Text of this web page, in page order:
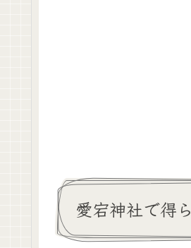
愛宕神社で得